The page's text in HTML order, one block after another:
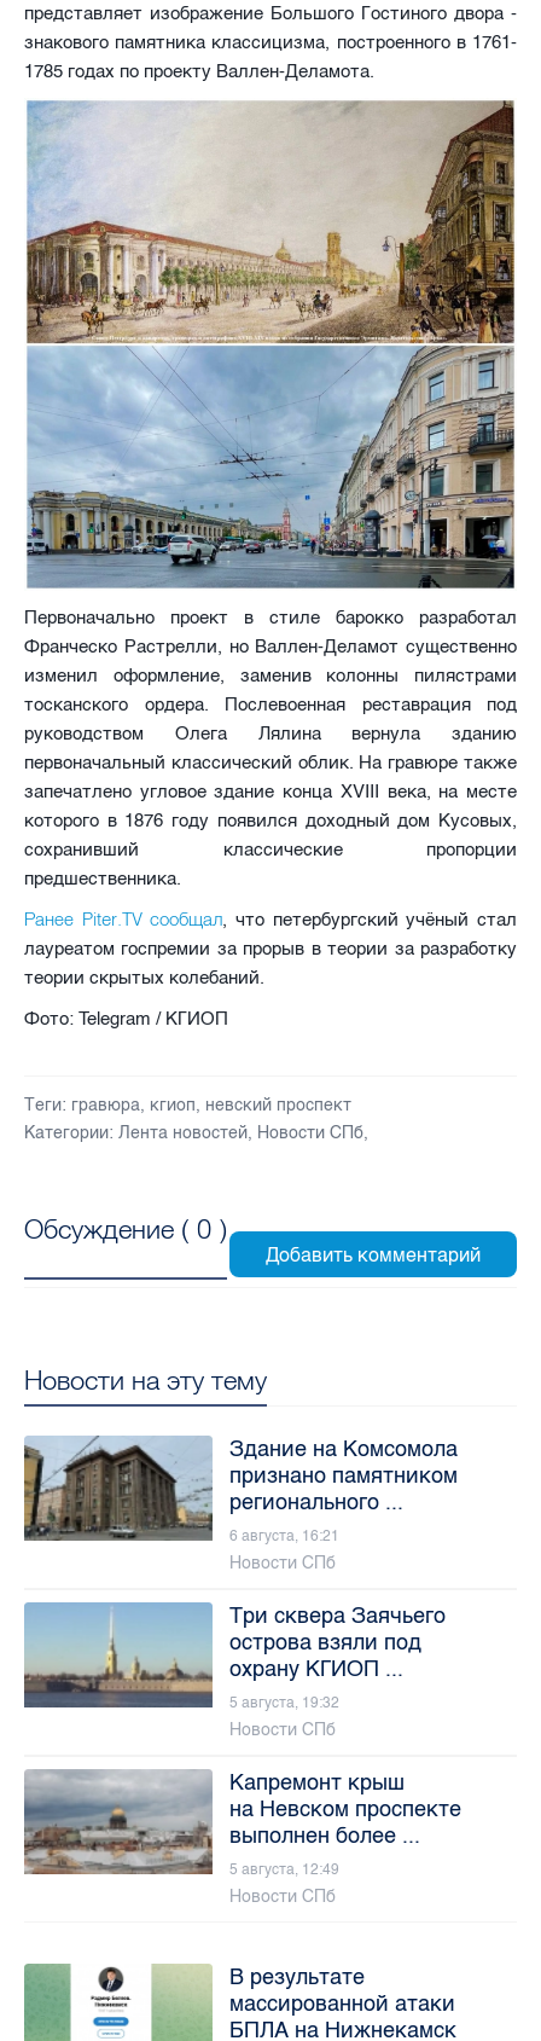
представляет изображение Большого Гостиного двора -
знакового памятника классицизма, построенного в 1761-
1785 годах по проекту Валлен-Деламота.
Первоначально проект в стиле барокко разработал
Франческо Растрелли, но Валлен-Деламот существенно
изменил оформление, заменив колонны пилястрами
тосканского ордера. Послевоенная реставрация под
руководством Олега Лялина вернула зданию
первоначальный классический облик. На гравюре также
запечатлено угловое здание конца XVIII века, на месте
которого в 1876 году появился доходный дом Кусовых,
сохранивший классические пропорции
предшественника.
Ранее Piter.TV сообщал, что петербургский учёный стал
лауреатом госпремии за прорыв в теории за разработку
теории скрытых колебаний.
Фото: Telegram / КГИОП
Теги: гравюра, кгиоп, невский проспект
Категории: Лента новостей, Новости СПб,
Обсуждение ( 0 )
Новости на эту тему
Здание на Комсомола
признано памятником
регионального ...
6 августа, 16:21
Новости СПб
Три сквера Заячьего
острова взяли под
охрану КГИОП ...
5 августа, 19:32
Новости СПб
Капремонт крыш
на Невском проспекте
выполнен более ...
5 августа, 12:49
Новости СПб
В результате
массированной атаки
БПЛА на Нижнекамск